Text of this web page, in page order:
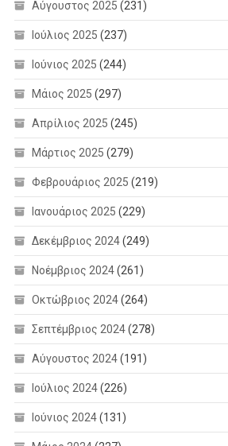
Αύγουστος 2025 (231)
Ιούλιος 2025 (237)
Ιούνιος 2025 (244)
Μάιος 2025 (297)
Απρίλιος 2025 (245)
Μάρτιος 2025 (279)
Φεβρουάριος 2025 (219)
Ιανουάριος 2025 (229)
Δεκέμβριος 2024(249)
Νοέμβριος 2024(261)
Οκτώβριος 2024(264)
Σεπτέμβριος 2024(278)
Αύγουστος 2024(191)
Ιούλιος 2024(226)
Ιούνιος 2024(131)